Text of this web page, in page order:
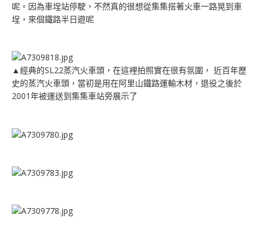
呢。因為車埕站停駛，不然真的很想從集集搭著火車一路晃到車
埕，來個鐵路半日遊呢
▲經典的SL22蒸汽火車頭，在這裡拍照實在很有氛圍， 近百年歷
史的蒸汽火車頭，當初是用在阿里山鐵路運輸木材，退役之後於
2001年被運送到集集車站旁展示了